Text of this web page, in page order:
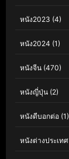
หนัง2023 (4)
หนัง2024 (1)
หนังจีน (470)
หนังญี่ปุ่น (2)
หนังดีบอกต่อ (1)
หนังต่างประเทศ